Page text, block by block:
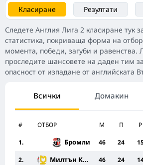
Класиране Резултати
Следете Англия Лига 2 класиране тук
статистика, покриваща форма на
момента, победи, загуби и равенства.
проследите шансовете на даден тим
опасност от изпадане от английската
Всички Домакин
# ОТБОР M П Р
1. Бромли 46 24
2. Милтън Кийнс Донс 46 24